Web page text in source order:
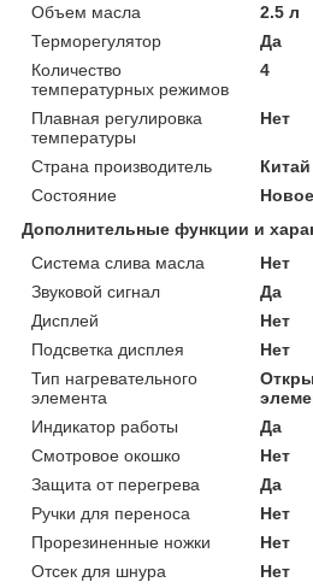
Объем масла
2.5 л
Терморегулятор
Да
Количество
температурных режимов
4
Плавная регулировка
температуры
Нет
Страна производитель
Китай
Состояние
Новое
Дополнительные функции и
Система слива масла
Нет
Звуковой сигнал
Да
Дисплей
Нет
Подсветка дисплея
Нет
Тип нагревательного
элемента
Индикатор работы
Да
Смотровое окошко
Нет
Защита от перегрева
Да
Ручки для переноса
Нет
Прорезиненные ножки
Нет
Отсек для шнура
Нет